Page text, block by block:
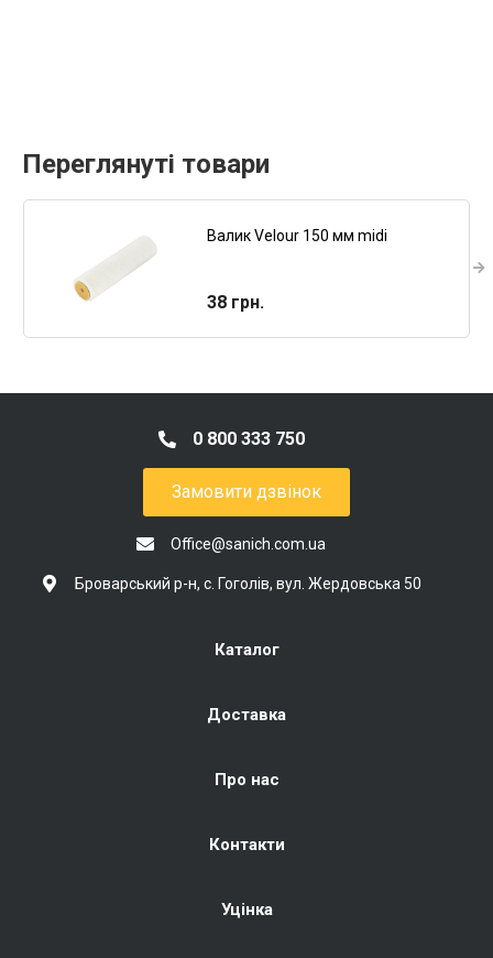
Переглянуті товари
Валик Velour 150 мм midi
38 грн.
0 800 333 750
Замовити дзвінок
Office@sanich.com.ua
Броварський р-н, с. Гоголів, вул. Жердовська 50
Каталог
Доставка
Про нас
Контакти
Уцінка